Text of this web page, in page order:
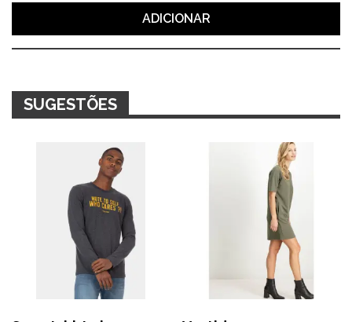
mescla
ADICIONAR
SUGESTÕES